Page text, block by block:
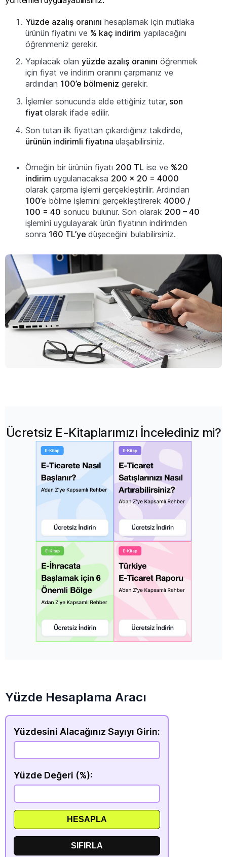
Yüzde azalış oranını hesaplamak için mutlaka
ürünün fiyatını ve % kaç indirim yapılacağını
öğrenmeniz gerekir.
Yapılacak olan yüzde azalış oranını öğrenmek
için fiyat ve indirim oranını çarpmanız ve
ardından 100’e bölmeniz gerekir.
İşlemler sonucunda elde ettiğiniz tutar, son
fiyat olarak ifade edilir.
Son tutarı ilk fiyattan çıkardığınız takdirde,
ürünün indirimli fiyatına ulaşabilirsiniz.
Örneğin bir ürünün fiyatı 200 TL ise ve %20
indirim uygulanacaksa 200 x 20 = 4000
olarak çarpma işlemi gerçekleştirilir. Ardından
100’e bölme işlemini gerçekleştirerek 4000 /
100 = 40 sonucu bulunur. Son olarak 200 – 40
işlemini uygulayarak ürün fiyatının indirimden
sonra 160 TL’ye düşeceğini bulabilirsiniz.
Ücretsiz E-Kitaplarımızı İncelediniz mi?
Yüzde Hesaplama Aracı
Yüzdesini Alacağınız Sayıyı Girin:
Yüzde Değeri (%):
HESAPLA
SIFIRLA